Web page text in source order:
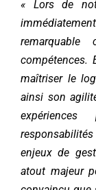
« Lors de
compétences.
maîtriser le
ainsi son
enjeux de
atout majeur